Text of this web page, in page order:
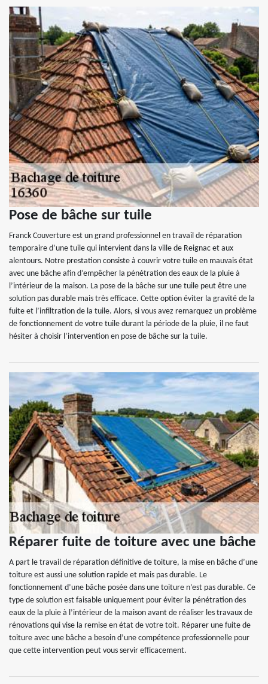
Pose de bâche sur tuile
Franck Couverture est un grand professionnel en travail de réparation
temporaire d’une tuile qui intervient dans la ville de Reignac et aux
alentours. Notre prestation consiste à couvrir votre tuile en mauvais état
avec une bâche afin d’empêcher la pénétration des eaux de la pluie à
l’intérieur de la maison. La pose de la bâche sur une tuile peut être une
solution pas durable mais très efficace. Cette option éviter la gravité de la
fuite et l’infiltration de la tuile. Alors, si vous avez remarquez un problème
de fonctionnement de votre tuile durant la période de la pluie, il ne faut
hésiter à choisir l’intervention en pose de bâche sur la tuile.
Réparer fuite de toiture avec une bâche
A part le travail de réparation définitive de toiture, la mise en bâche d’une
toiture est aussi une solution rapide et mais pas durable. Le
fonctionnement d’une bâche posée dans une toiture n’est pas durable. Ce
type de solution est faisable uniquement pour éviter la pénétration des
eaux de la pluie à l’intérieur de la maison avant de réaliser les travaux de
rénovations qui vise la remise en état de votre toit. Réparer une fuite de
toiture avec une bâche a besoin d’une compétence professionnelle pour
que cette intervention peut vous servir efficacement.